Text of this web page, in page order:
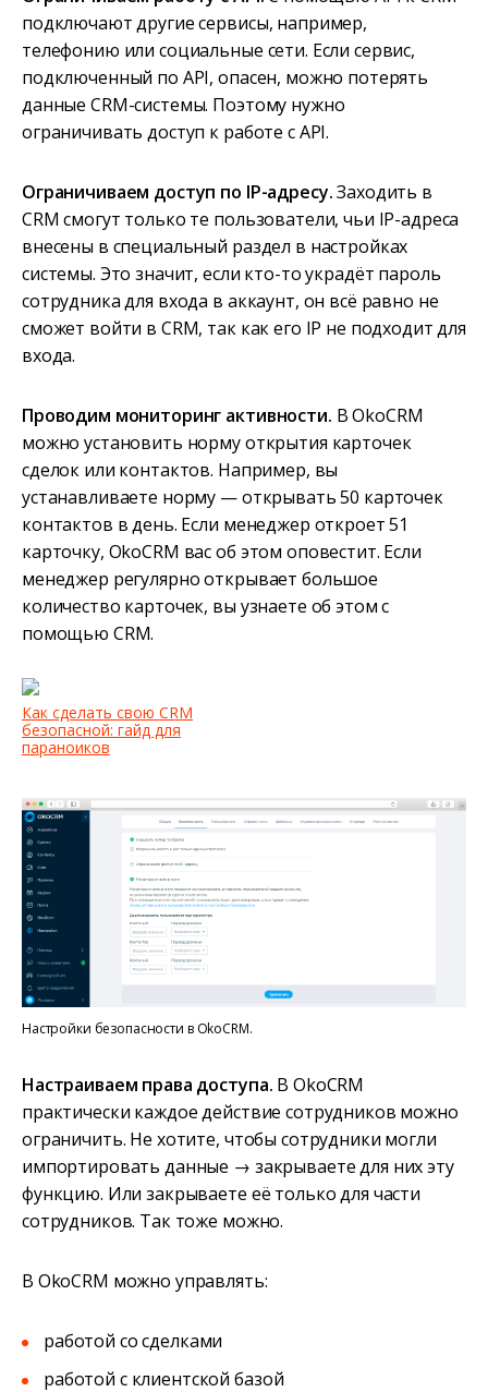
подключают другие сервисы, например,
телефонию или социальные сети. Если сервис,
подключенный по API, опасен, можно потерять
данные CRM-системы. Поэтому нужно
ограничивать доступ к работе с API.
Ограничиваем доступ по IP-адресу.Заходить в
CRM смогут только те пользователи, чьи IP-адреса
внесены в специальный раздел в настройках
системы. Это значит, если кто-то украдёт пароль
сотрудника для входа в аккаунт, он всё равно не
сможет войти в CRM, так как его IP не подходит для
входа.
Проводим мониторинг активности. В OkoCRM
можно установить норму открытия карточек
сделок или контактов. Например, вы
устанавливаете норму — открывать 50 карточек
контактов в день. Если менеджер откроет 51
карточку, OkoCRM вас об этом оповестит. Если
менеджер регулярно открывает большое
количество карточек, вы узнаете об этом с
помощью CRM.
Как сделать свою CRM
безопасной: гайд для
параноиков
Настройки безопасности в OkoCRM.
Настраиваем права доступа. В OkoCRM
практически каждое действие сотрудников можно
ограничить. Не хотите, чтобы сотрудники могли
импортировать данные → закрываете для них эту
функцию. Или закрываете её только для части
сотрудников. Так тоже можно.
В OkoCRM можно управлять:
работой со сделками
работой с клиентской базой